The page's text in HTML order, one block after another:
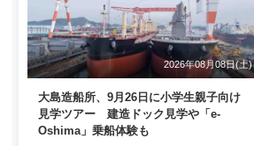
2026年08月08日(土)
大島造船所、9月26日に小学生親子向け
見学ツアー 建造ドック見学や「e-
Oshima」乗船体験も